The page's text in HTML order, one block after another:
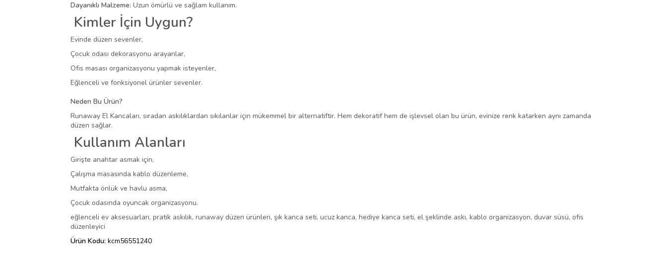
Dayanıklı Malzeme: Uzun ömürlü ve sağlam kullanım.
Kimler İçin Uygun?
Evinde düzen sevenler,
Çocuk odası dekorasyonu arayanlar,
Ofis masası organizasyonu yapmak isteyenler,
Eğlenceli ve fonksiyonel ürünler sevenler.
Neden Bu Ürün?
Runaway El Kancaları, sıradan askılıklardan sıkılanlar için mükemmel bir alternatiftir. Hem dekoratif hem de işlevsel olan bu ürün, evinize renk katarken aynı zamanda
düzen sağlar.
Kullanım Alanları
Girişte anahtar asmak için,
Çalışma masasında kablo düzenleme,
Mutfakta önlük ve havlu asma,
Çocuk odasında oyuncak organizasyonu.
eğlenceli ev aksesuarları, pratik askılık, runaway düzen ürünleri, şık kanca seti, ucuz kanca, hediye kanca seti, el şeklinde askı, kablo organizasyon, duvar süsü, ofis
düzenleyici
Ürün Kodu: kcm56551240